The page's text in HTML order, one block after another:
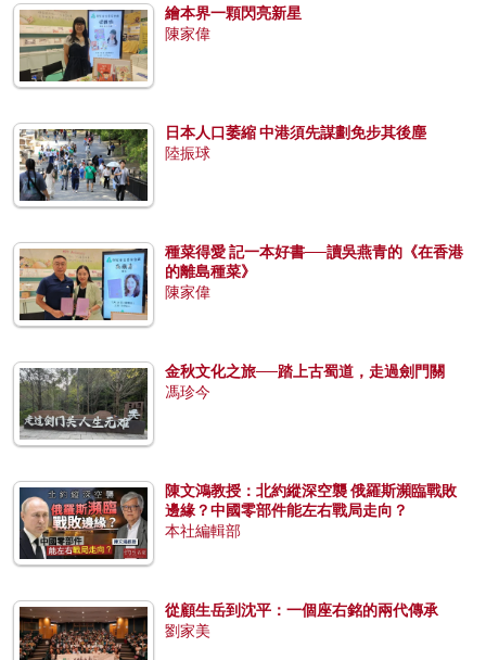
繪本界一顆閃亮新星
陳家偉
日本人口萎縮 中港須先謀劃免步其後塵
陸振球
種菜得愛 記一本好書──讀吳燕青的《在香港
的離島種菜》
陳家偉
金秋文化之旅──踏上古蜀道，走過劍門關
馮珍今
陳文鴻教授：北約縱深空襲 俄羅斯瀕臨戰敗
邊緣？中國零部件能左右戰局走向？
本社編輯部
從顧生岳到沈平：一個座右銘的兩代傳承
劉家美